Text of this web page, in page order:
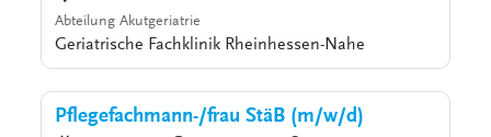
Abteilung Akutgeriatrie
Geriatrische Fachklinik Rheinhessen-Nahe
Pflegefachmann-/frau StäB (m/w/d)